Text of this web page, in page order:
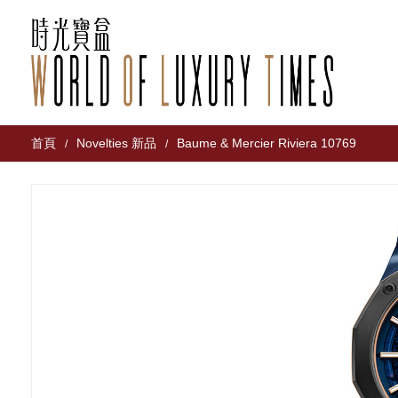
首頁 / Novelties 新品 / Baume & Mercier Riviera 10769